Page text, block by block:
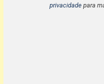
privacidadepara